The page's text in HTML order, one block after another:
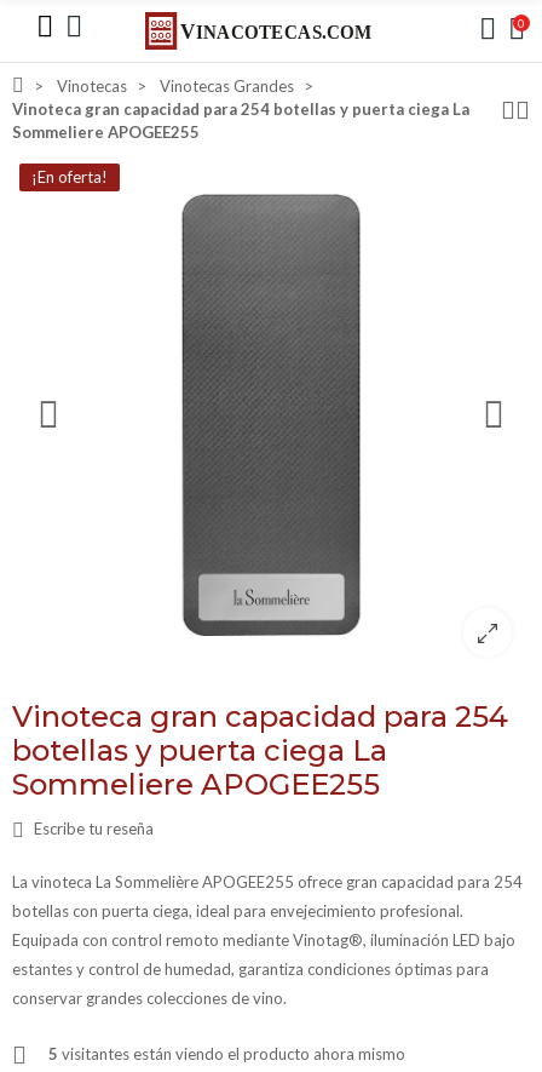
0
Vinotecas
Vinotecas Grandes
Vinoteca gran capacidad para 254 botellas y puerta ciega La
Sommeliere APOGEE255
¡En oferta!
Vinoteca gran capacidad para 254
botellas y puerta ciega La
Sommeliere APOGEE255
Escribe tu reseña
La vinoteca La Sommelière APOGEE255 ofrece gran capacidad para 254
botellas con puerta ciega, ideal para envejecimiento profesional.
Equipada con control remoto mediante Vinotag®, iluminación LED bajo
estantes y control de humedad, garantiza condiciones óptimas para
conservar grandes colecciones de vino.
5 visitantes están viendo el producto ahora mismo